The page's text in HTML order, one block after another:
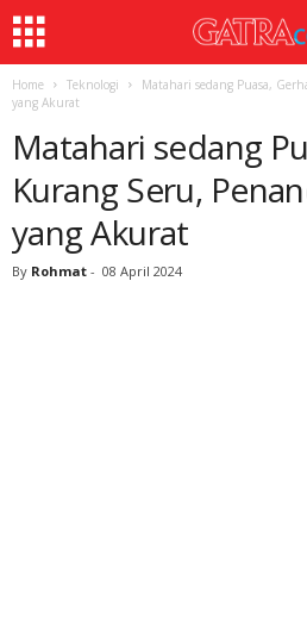
Home Teknologi
Matahari sedang Puasa,
yang Akurat
Matahari sedang
Kurang Seru,
yang Akurat
By Rohmat - 08 April 2024